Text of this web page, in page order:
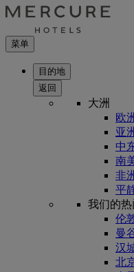
菜单
目的地
返回
大洲
欧
亚
中
南
非
平
我们的
伦
曼
汉
北